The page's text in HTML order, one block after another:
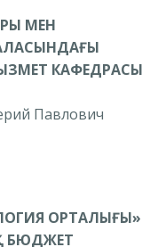
МЕН
КАФЕДРАСЫ
Павлович
ОРТАЛЫҒЫ»
БЮДЖЕТ